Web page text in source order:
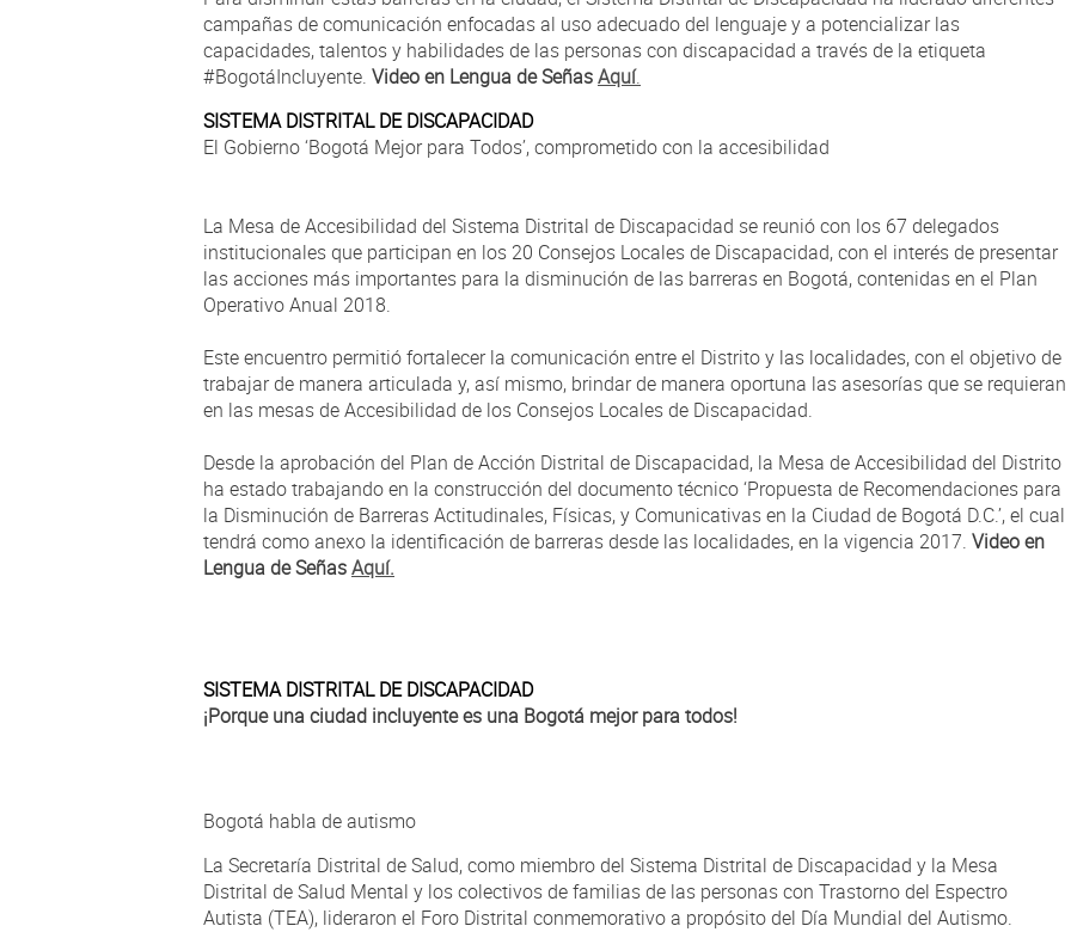
campañas de comunicación enfocadas al uso adecuado del lenguaje y a potencializar las
capacidades, talentos y habilidades de las personas con discapacidad a través de la etiqueta
#BogotáIncluyente. Video en Lengua de SeñasAquí.
SISTEMA DISTRITAL DE DISCAPACIDAD
El Gobierno ‘Bogotá Mejor para Todos’, comprometido con la accesibilidad
La Mesa de Accesibilidad del Sistema Distrital de Discapacidad se reunió con los 67 delegados
institucionales que participan en los 20 Consejos Locales de Discapacidad, con el interés de presentar
las acciones más importantes para la disminución de las barreras en Bogotá, contenidas en el Plan
Operativo Anual 2018.
Este encuentro permitió fortalecer la comunicación entre el Distrito y las localidades, con el objetivo de
trabajar de manera articulada y, así mismo, brindar de manera oportuna las asesorías que se requieran
en las mesas de Accesibilidad de los Consejos Locales de Discapacidad.
Desde la aprobación del Plan de Acción Distrital de Discapacidad, la Mesa de Accesibilidad del Distrito
ha estado trabajando en la construcción del documento técnico ‘Propuesta de Recomendaciones para
la Disminución de Barreras Actitudinales, Físicas, y Comunicativas en la Ciudad de Bogotá D.C.’, el cual
tendrá como anexo la identificación de barreras desde las localidades, en la vigencia 2017. Video en
Lengua de SeñasAquí.
SISTEMA DISTRITAL DE DISCAPACIDAD
¡Porque una ciudad incluyente es una Bogotá mejor para todos!
Bogotá habla de autismo
La Secretaría Distrital de Salud, como miembro del Sistema Distrital de Discapacidad y la Mesa
Distrital de Salud Mental y los colectivos de familias de las personas con Trastorno del Espectro
Autista (TEA), lideraron el Foro Distrital conmemorativo a propósito del Día Mundial del Autismo.